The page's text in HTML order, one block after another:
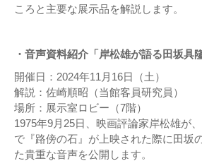
ころと主要な展示品を解説します。
・音声資料紹介「岸松雄が語る田坂具隆
開催日：2024年11月16日（土）
解説：佐崎順昭（当館客員研究員）
場所：展示室ロビー（7階）
1975年9月25日、映画評論家岸松雄が
で『路傍の石』が上映された際に田坂
た貴重な音声を公開します。